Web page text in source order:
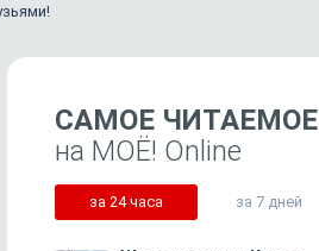
САМОЕ ЧИТАЕМОЕ
на МОЁ! Online
за 24 часа за 7 дней